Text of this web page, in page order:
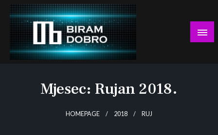
Skip
content
Mjesec: Rujan 2018.
HOMEPAGE 2018 RUJ